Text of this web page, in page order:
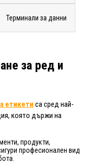
Терминали за данни
за ред и
етикети са сред най-
която държи на
продукти,
професионален вид